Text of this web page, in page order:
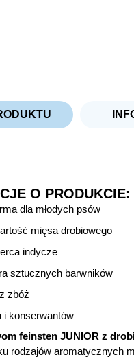
O PRODUKCIE:
dla młodych psów
mięsa drobiowego
indycze
sztucznych barwników
zbóż
i konserwantów
feinsten JUNIOR z
rodzajów aromatycznych